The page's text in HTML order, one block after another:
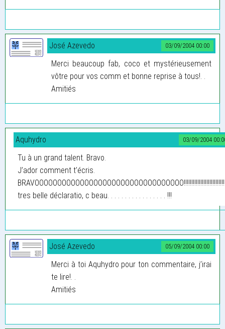
03/09/2004 00:00
José Azevedo
Merci beaucoup fab, coco et mystérieusement
vôtre pour vos comm et bonne reprise à tous!. .
Amitiés
03/09/2004
Aquhydro
Tu à un grand talent. Bravo.
J’ador comment t’écris.
tres belle déclaratio, c beau. . . . . . . . . . . . . . . . . !!!
05/09/2004 00:00
José Azevedo
Merci à toi Aquhydro pour ton commentaire, j’irai
te lire!. .
Amitiés